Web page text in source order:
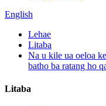
English
Lehae
Litaba
Na u kile ua oeloa
batho ba ratang ho
Litaba